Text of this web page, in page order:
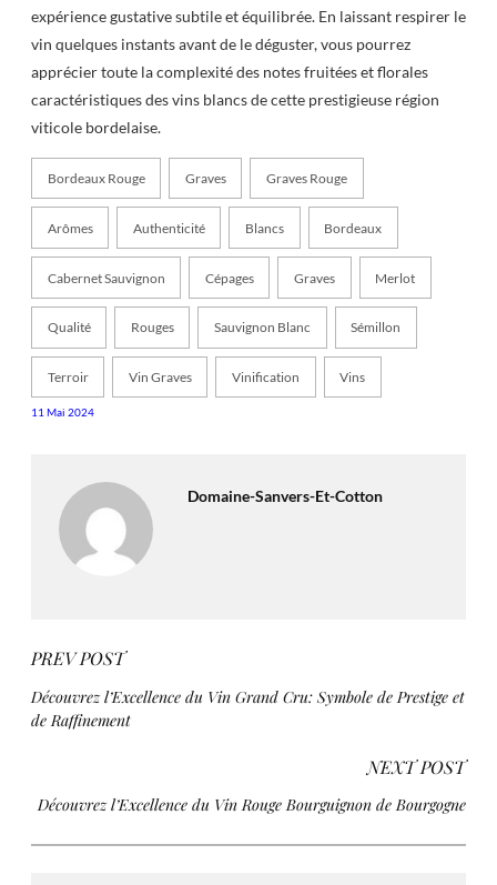
expérience gustative subtile et équilibrée. En laissant respirer le
vin quelques instants avant de le déguster, vous pourrez
apprécier toute la complexité des notes fruitées et florales
caractéristiques des vins blancs de cette prestigieuse région
viticole bordelaise.
Bordeaux Rouge Graves Graves Rouge
Arômes Authenticité Blancs Bordeaux
Cabernet Sauvignon Cépages Graves Merlot
Qualité Rouges Sauvignon Blanc Sémillon
Terroir Vin Graves Vinification Vins
11 Mai 2024
Domaine-Sanvers-Et-Cotton
PREV POST
Découvrez l’Excellence du Vin Grand Cru: Symbole de Prestige et
de Raffinement
NEXT POST
Découvrez l’Excellence du Vin Rouge Bourguignon de Bourgogne